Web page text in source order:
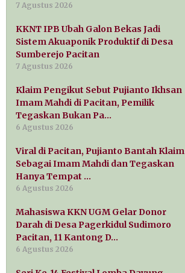
7 Agustus 2026
KKNT IPB Ubah Galon Bekas Jadi
Sistem Akuaponik Produktif di Desa
Sumberejo Pacitan
7 Agustus 2026
Klaim Pengikut Sebut Pujianto Ikhsan
Imam Mahdi di Pacitan, Pemilik
Tegaskan Bukan Pa…
6 Agustus 2026
Viral di Pacitan, Pujianto Bantah Klaim
Sebagai Imam Mahdi dan Tegaskan
Hanya Tempat …
6 Agustus 2026
Mahasiswa KKN UGM Gelar Donor
Darah di Desa Pagerkidul Sudimoro
Pacitan, 11 Kantong D…
6 Agustus 2026